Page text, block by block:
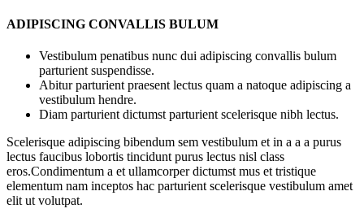
ADIPISCING CONVALLIS BULUM
Vestibulum penatibus nunc dui adipiscing convallis bulum
parturient suspendisse.
Abitur parturient praesent lectus quam a natoque adipiscing a
vestibulum hendre.
Diam parturient dictumst parturient scelerisque nibh lectus.
Scelerisque adipiscing bibendum sem vestibulum et in a a a purus
lectus faucibus lobortis tincidunt purus lectus nisl class
eros.Condimentum a et ullamcorper dictumst mus et tristique
elementum nam inceptos hac parturient scelerisque vestibulum amet
elit ut volutpat.